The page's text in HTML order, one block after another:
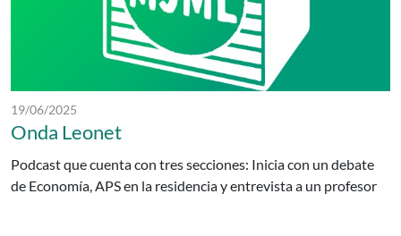
Fecha de publicación:
19/06/2025
Onda Leonet
Podcast que cuenta con tres secciones: Inicia con un debate
de Economía, APS en la residencia y entrevista a un profesor